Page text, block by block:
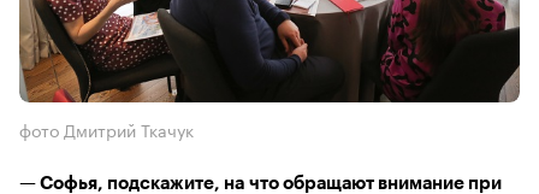
фото Дмитрий Ткачук
— Софья, подскажите, на что обращают внимание при